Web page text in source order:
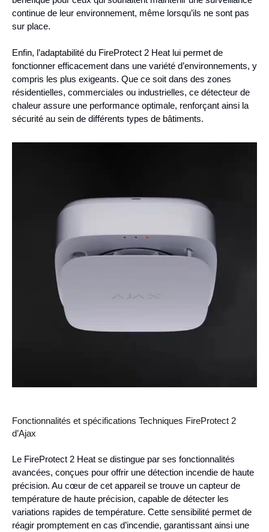
continue de leur environnement, même lorsqu’ils ne sont pas
sur place.
Enfin, l’adaptabilité du FireProtect 2 Heat lui permet de
fonctionner efficacement dans une variété d’environnements, y
compris les plus exigeants. Que ce soit dans des zones
résidentielles, commerciales ou industrielles, ce détecteur de
chaleur assure une performance optimale, renforçant ainsi la
sécurité au sein de différents types de bâtiments.
Fonctionnalités et spécifications Techniques FireProtect 2
d’Ajax
Le FireProtect 2 Heat se distingue par ses fonctionnalités
avancées, conçues pour offrir une détection incendie de haute
précision. Au cœur de cet appareil se trouve un capteur de
température de haute précision, capable de détecter les
variations rapides de température. Cette sensibilité permet de
réagir promptement en cas d’incendie, garantissant ainsi une